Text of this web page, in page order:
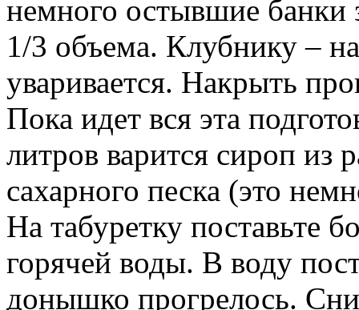
немного остывшие банки
1/3 объема. Клубнику –
уваривается. Накрыть
Пока идет вся эта
литров варится сироп из
сахарного песка (это
На табуретку поставьте
горячей воды. В воду
донышко прогрелось.